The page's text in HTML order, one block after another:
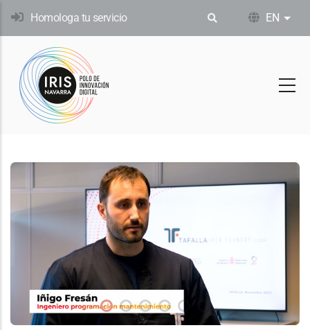
Skip
content
Homologa tu servicio EN List